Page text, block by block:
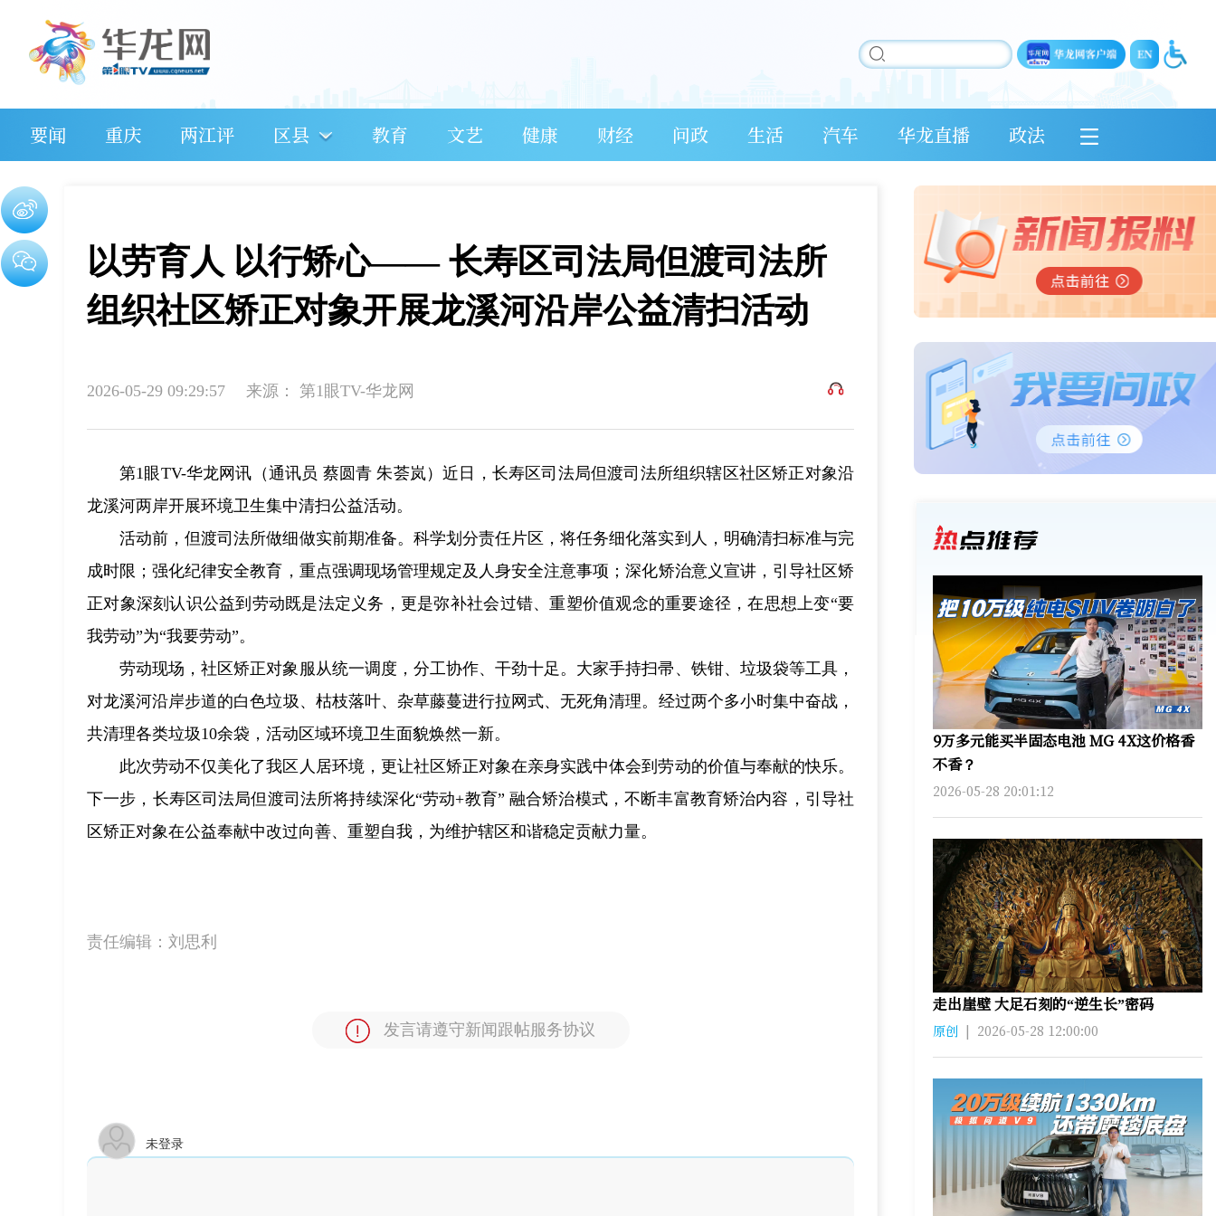
要闻 重庆 两江评 区县 教育 文艺 健康 财经 问政 生活 汽车 华龙直播 政法
以劳育人 以行矫心—— 长寿区司法局但渡司法所
组织社区矫正对象开展龙溪河沿岸公益清扫活动
2026-05-29 09:29:57 来源： 第1眼TV-华龙网
第1眼TV-华龙网讯（通讯员 蔡圆青 朱荟岚）近日，长寿区司法局但渡司法所组织辖区社区矫正对象沿
龙溪河两岸开展环境卫生集中清扫公益活动。
活动前，但渡司法所做细做实前期准备。科学划分责任片区，将任务细化落实到人，明确清扫标准与完
成时限；强化纪律安全教育，重点强调现场管理规定及人身安全注意事项；深化矫治意义宣讲，引导社区矫
正对象深刻认识公益到劳动既是法定义务，更是弥补社会过错、重塑价值观念的重要途径，在思想上变“要
我劳动”为“我要劳动”。
劳动现场，社区矫正对象服从统一调度，分工协作、干劲十足。大家手持扫帚、铁钳、垃圾袋等工具，
对龙溪河沿岸步道的白色垃圾、枯枝落叶、杂草藤蔓进行拉网式、无死角清理。经过两个多小时集中奋战，
共清理各类垃圾10余袋，活动区域环境卫生面貌焕然一新。
此次劳动不仅美化了我区人居环境，更让社区矫正对象在亲身实践中体会到劳动的价值与奉献的快乐。
下一步，长寿区司法局但渡司法所将持续深化“劳动+教育” 融合矫治模式，不断丰富教育矫治内容，引导社
区矫正对象在公益奉献中改过向善、重塑自我，为维护辖区和谐稳定贡献力量。
责任编辑： 刘思利
发言请遵守新闻跟帖服务协议
未登录
9万多元能买半固态电池 MG 4X这价格香
不香？
2026-05-28 20:01:12
走出崖壁 大足石刻的“逆生长”密码
原创 | 2026-05-28 12:00:00